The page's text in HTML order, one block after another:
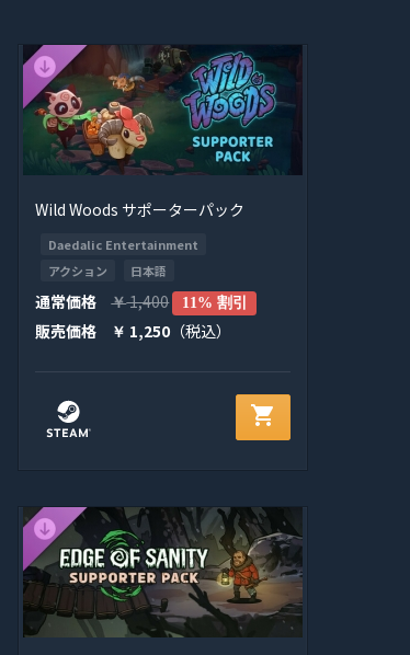
Wild Woods サポーターパック
Daedalic Entertainment
アクション
日本語
通常価格 ￥1,400 11% 割引
販売価格 ￥ 1,250 （税込）
shopping_cart